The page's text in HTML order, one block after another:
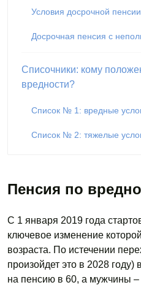
Условия досрочной пенсии
Досрочная пенсия с
Списочники: кому
вредности?
Список № 1: вредные
Список № 2: тяжелые
Пенсия по
С 1 января 2019 года
ключевое изменение
возраста. По истечении
произойдет это в 2028
на пенсию в 60, а мужчины –